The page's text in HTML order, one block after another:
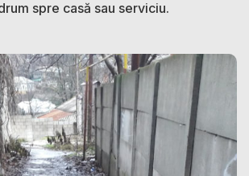
spre casă sau serviciu.